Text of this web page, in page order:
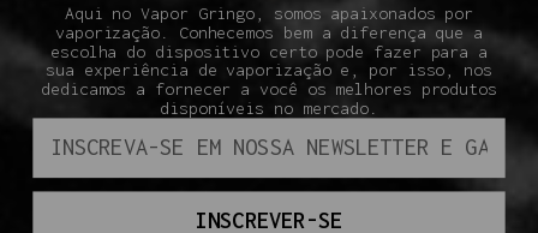
Aqui no Vapor Gringo, somos apaixonados por
vaporização. Conhecemos bem a diferença que a
escolha do dispositivo certo pode fazer para a
sua experiência de vaporização e, por isso, nos
dedicamos a fornecer a você os melhores produtos
disponíveis no mercado.
INSCREVER-SE